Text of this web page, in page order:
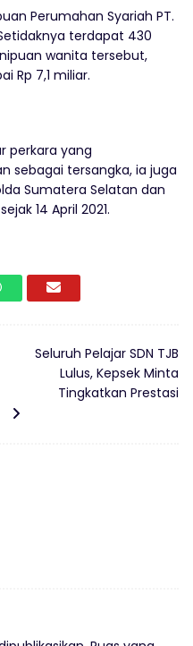
Perumahan Syariah PT.
terdapat 430
wanita tersebut,
Rp 7,1 miliar.
perkara yang
sebagai tersangka, ia juga
Sumatera Selatan dan
14 April 2021.
Seluruh Pelajar SDN TJB
Lulus, Kepsek Minta
Tingkatkan Prestasi